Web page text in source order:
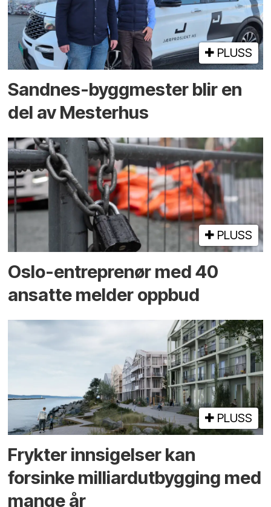
PLUSS
Sandnes-byggmester blir en
del av Mesterhus
PLUSS
Oslo-entreprenør med 40
ansatte melder oppbud
PLUSS
Frykter innsigelser kan
forsinke milliard­utbygging med
mange år